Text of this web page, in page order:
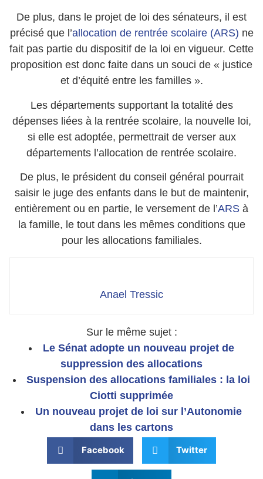
De plus, dans le projet de loi des sénateurs, il est
précisé que l’allocation de rentrée scolaire (ARS) ne
fait pas partie du dispositif de la loi en vigueur. Cette
proposition est donc faite dans un souci de « justice
et d’équité entre les familles ».
Les départements supportant la totalité des
dépenses liées à la rentrée scolaire, la nouvelle loi,
si elle est adoptée, permettrait de verser aux
départements l’allocation de rentrée scolaire.
De plus, le président du conseil général pourrait
saisir le juge des enfants dans le but de maintenir,
entièrement ou en partie, le versement de l’ARS à
la famille, le tout dans les mêmes conditions que
pour les allocations familiales.
Anael Tressic
Sur le même sujet :
Le Sénat adopte un nouveau projet de
suppression des allocations
Suspension des allocations familiales : la loi
Ciotti supprimée
Un nouveau projet de loi sur l’Autonomie
dans les cartons
Facebook Twitter